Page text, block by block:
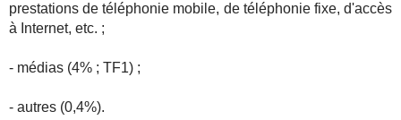
prestations de téléphonie mobile, de téléphonie fixe, d'accès
à Internet, etc. ;
- médias (4% ; TF1) ;
- autres (0,4%).